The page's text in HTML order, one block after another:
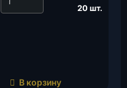
20 шт.
В корзину